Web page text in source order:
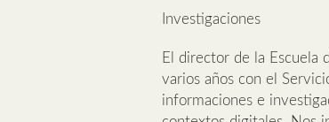
Investigaciones
El director de la Escuela
varios años con el
informaciones e